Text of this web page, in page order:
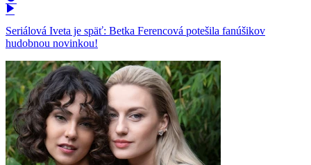
Seriálová Iveta je späť: Betka Ferencová potešila fanúšikov
hudobnou novinkou!